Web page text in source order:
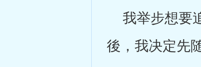
我举步想要
後，我决定先